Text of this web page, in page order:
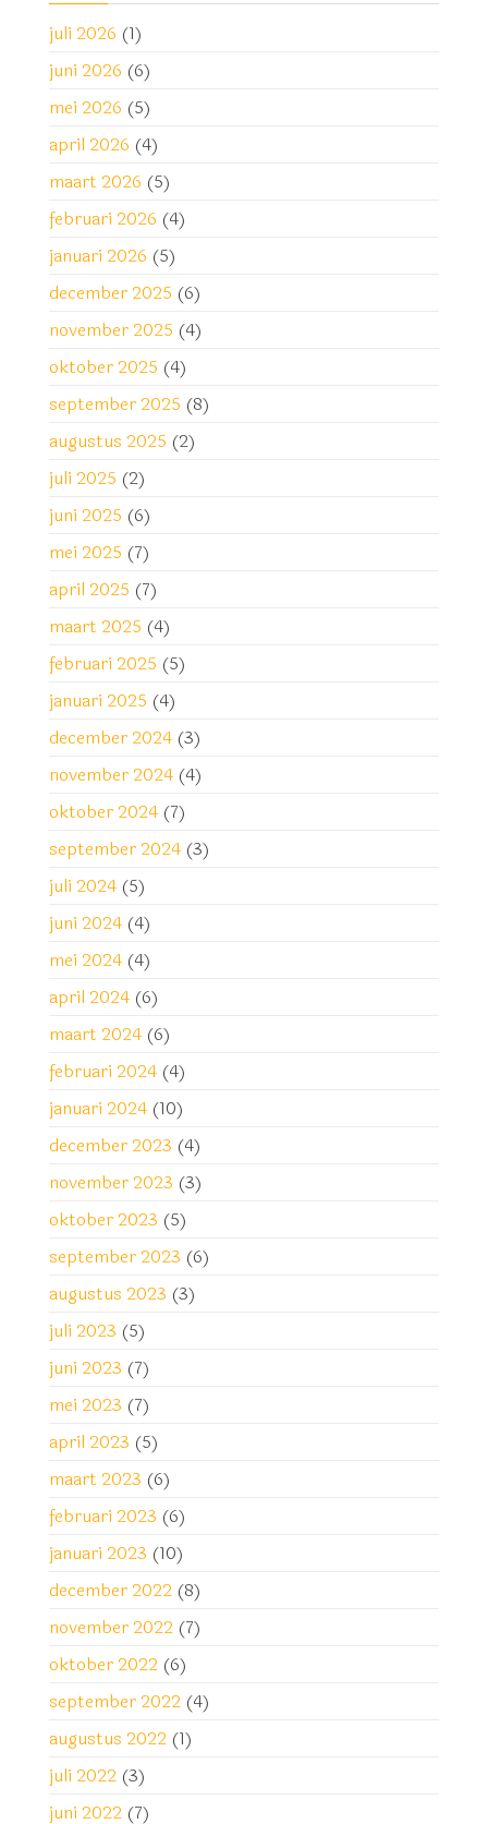
juli 2026 (1)
juni 2026 (6)
mei 2026 (5)
april 2026 (4)
maart 2026 (5)
februari 2026 (4)
januari 2026 (5)
december 2025 (6)
november 2025 (4)
oktober 2025 (4)
september 2025 (8)
augustus 2025 (2)
juli 2025 (2)
juni 2025 (6)
mei 2025 (7)
april 2025 (7)
maart 2025 (4)
februari 2025 (5)
januari 2025 (4)
december 2024 (3)
november 2024 (4)
oktober 2024 (7)
september 2024 (3)
juli 2024 (5)
juni 2024 (4)
mei 2024 (4)
april 2024 (6)
maart 2024 (6)
februari 2024 (4)
januari 2024 (10)
december 2023 (4)
november 2023 (3)
oktober 2023 (5)
september 2023 (6)
augustus 2023 (3)
juli 2023 (5)
juni 2023 (7)
mei 2023 (7)
april 2023 (5)
maart 2023 (6)
februari 2023 (6)
januari 2023 (10)
december 2022 (8)
november 2022 (7)
oktober 2022 (6)
september 2022 (4)
augustus 2022 (1)
juli 2022 (3)
juni 2022 (7)